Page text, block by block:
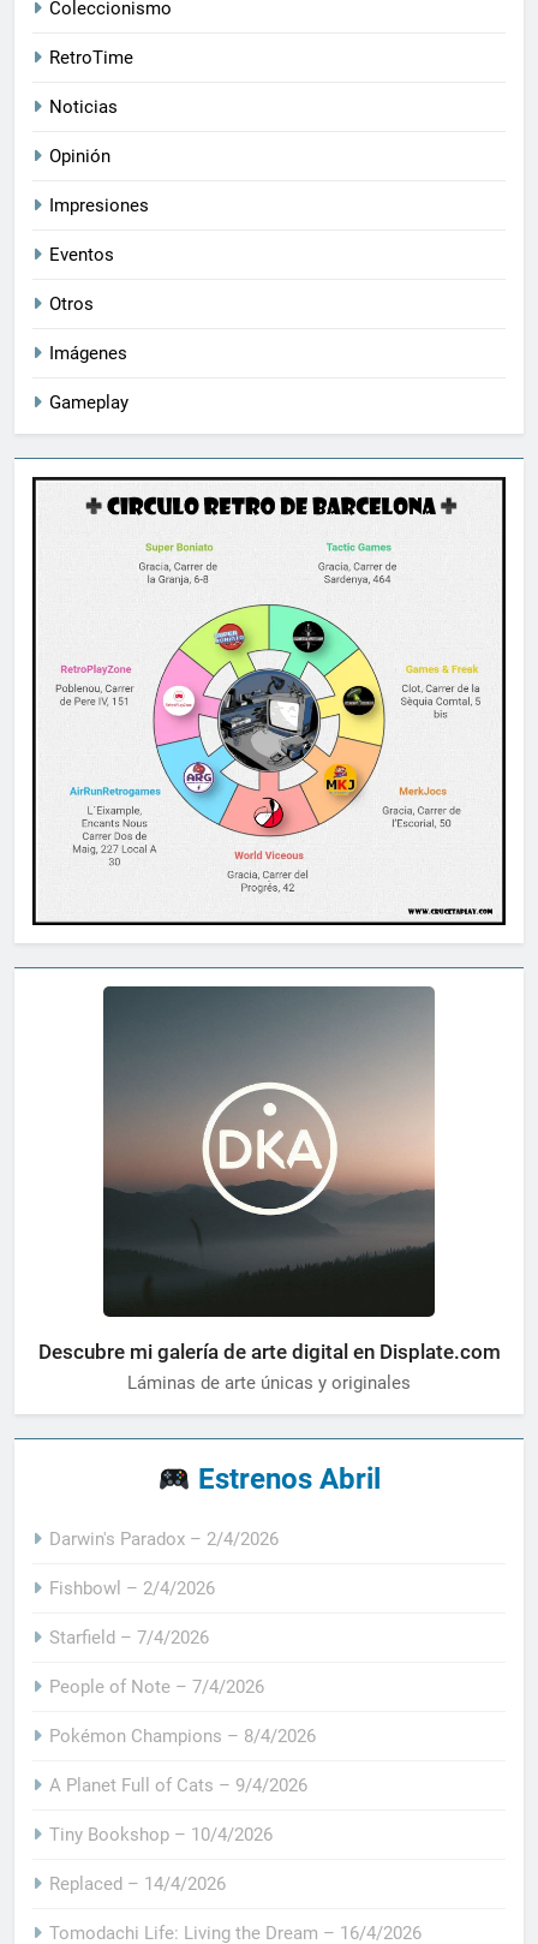
Coleccionismo
RetroTime
Noticias
Opinión
Impresiones
Eventos
Otros
Imágenes
Gameplay
Descubre mi galería de arte digital en Displate.com
Láminas de arte únicas y originales
Estrenos Abril
Darwin's Paradox – 2/4/2026
Fishbowl – 2/4/2026
Starfield – 7/4/2026
People of Note – 7/4/2026
Pokémon Champions – 8/4/2026
A Planet Full of Cats – 9/4/2026
Tiny Bookshop – 10/4/2026
Replaced – 14/4/2026
Tomodachi Life: Living the Dream – 16/4/2026